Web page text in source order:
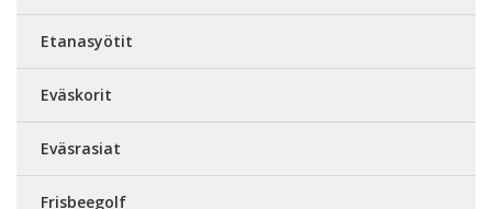
Etanasyötit
Eväskorit
Eväsrasiat
Frisbeegolf